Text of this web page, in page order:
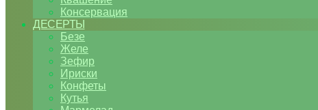
Консервация
ДЕСЕРТЫ
Безе
Желе
Зефир
Ириски
Конфеты
Кутья